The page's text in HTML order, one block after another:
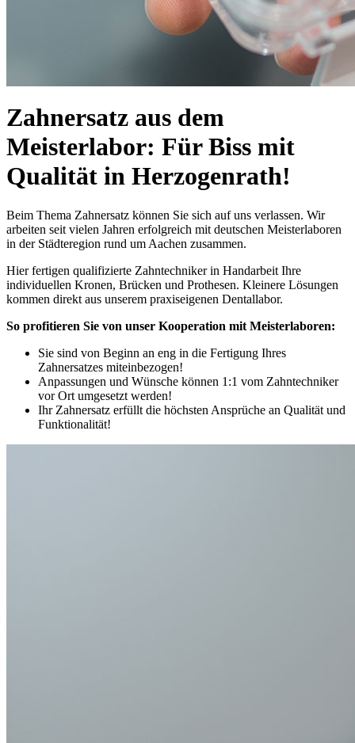
Zahnersatz aus dem
Meisterlabor: Für Biss mit
Qualität in Herzogenrath!
Beim Thema Zahnersatz können Sie sich auf uns verlassen. Wir
arbeiten seit vielen Jahren erfolgreich mit deutschen Meisterlaboren
in der Städteregion rund um Aachen zusammen.
Hier fertigen qualifizierte Zahntechniker in Handarbeit Ihre
individuellen Kronen, Brücken und Prothesen. Kleinere Lösungen
kommen direkt aus unserem praxiseigenen Dentallabor.
So profitieren Sie von unser Kooperation mit Meisterlaboren:
Sie sind von Beginn an eng in die Fertigung Ihres
Zahnersatzes miteinbezogen!
Anpassungen und Wünsche können 1:1 vom Zahntechniker
vor Ort umgesetzt werden!
Ihr Zahnersatz erfüllt die höchsten Ansprüche an Qualität und
Funktionalität!